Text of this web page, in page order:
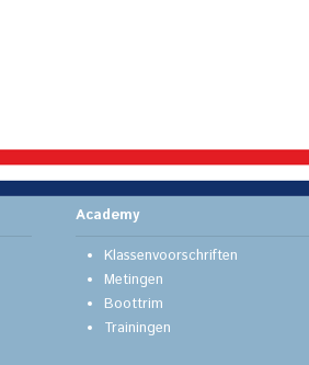
Academy
Klassenvoorschriften
Metingen
Boottrim
Trainingen